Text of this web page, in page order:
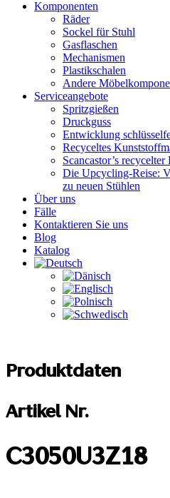
Komponenten
Räder
Sockel für Stuhl
Gasflaschen
Mechanismen
Plastikschalen
Andere
Serviceangebote
Spritzgießen
Druckguss
Entwicklung
Recyceltes
Scancastor’s
Die Upcycling-Reise:
zu neuen Stühlen
Über uns
Fälle
Kontaktieren Sie uns
Blog
Katalog
Produktdaten
Artikel Nr.
C3050U3Z18